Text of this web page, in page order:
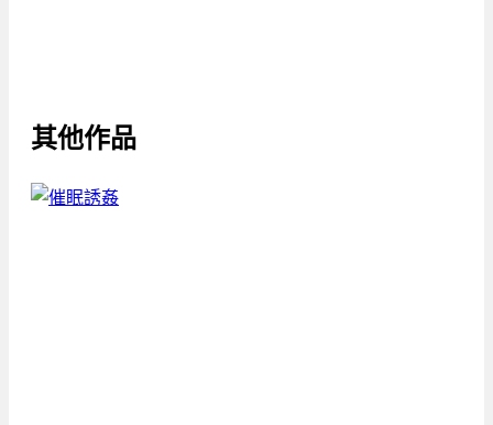
其他作品